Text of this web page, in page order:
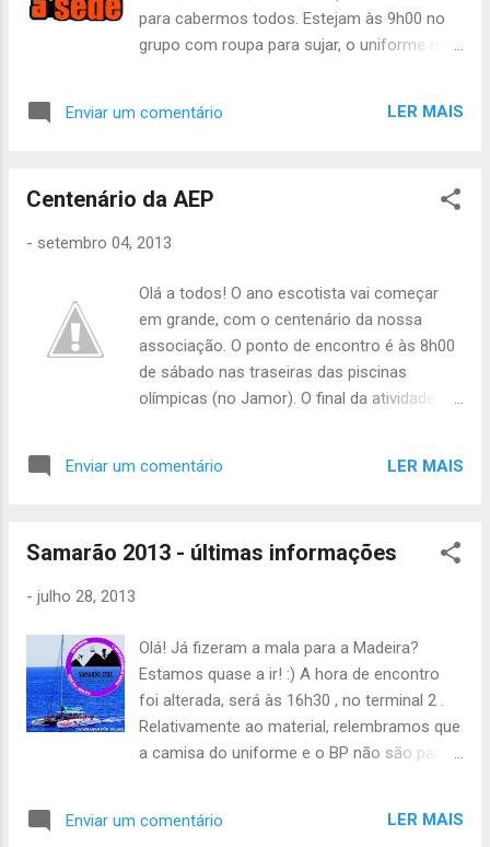
para cabermos todos. Estejam às 9h00 no
grupo com roupa para sujar, o uniforme na
se esqueçam de ligar e até sábado! João
Enviar um comentário LER MAIS
Centenário da AEP
- setembro 04, 2013
Olá a todos! O ano escotista vai começar
em grande, com o centenário da nossa
associação. O ponto de encontro é às 8h00
de sábado nas traseiras das piscinas
olímpicas (no Jamor). O final da atividade é
Erica Silva, o Fábio Ribeiro, o Micael Jacob, o
atividade. Lista de material geral (é tudo
colchonete, Uniforme completo (botas e t-
shirt associativa), Impermeável + agasalho,
Muda de roupa, Talheres e copo (devem ir
num saco de plástico pois não vai ser
possível lavar a loiça), Papel e caneta, Cantil
de Escoteiros: Fato de banho (para piscina -
Enviar um comentário LER MAIS
Samarão 2013 - últimas informações
- julho 28, 2013
Olá! Já fizeram a mala para a Madeira?
Estamos quase a ir! :) A hora de encontro
foi alterada, será às 16h30 , no terminal 2 .
Relativamente ao material, relembramos que
a camisa do uniforme e o BP não são para
cama, talheres e o material listado abaixo,
Enviar um comentário LER MAIS